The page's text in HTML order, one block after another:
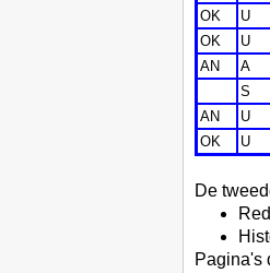
OK
U
OK
U
AN
A
S
AN
U
OK
U
De
Pagina's